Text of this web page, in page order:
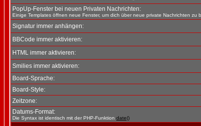
PopUp-Fenster bei neuen Privaten Nachrichten:
Einige Templates öffnen neue Fenster, um dich über neue private Nachrichten zu
Signatur immer anhängen:
BBCode immer aktivieren:
HTML immer aktivieren:
Smilies immer aktivieren:
Board-Sprache:
Board-Style:
Zeitzone:
Datums-Format:
Die Syntax ist identisch mit der PHP-Funktion date()